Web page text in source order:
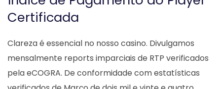
Certificada
Clareza é essencial no nosso casino. Divulgamos
mensalmente reports imparciais de RTP verificados
pela eCOGRA. De conformidade com estatísticas